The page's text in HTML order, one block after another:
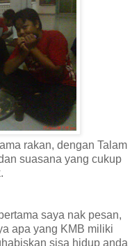
rakan, dengan Talam
suasana yang cukup
saya nak pesan,
apa yang KMB miliki
sisa hidup anda